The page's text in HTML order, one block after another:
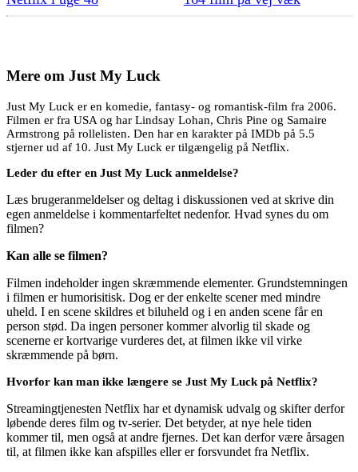
Mere om Just My Luck
Just My Luck er en komedie, fantasy- og romantisk-film fra 2006.
Filmen er fra USA og har Lindsay Lohan, Chris Pine og Samaire
Armstrong på rollelisten. Den har en karakter på IMDb på 5.5
stjerner ud af 10. Just My Luck er tilgængelig på Netflix.
Leder du efter en Just My Luck anmeldelse?
Læs brugeranmeldelser og deltag i diskussionen ved at skrive din
egen anmeldelse i kommentarfeltet nedenfor. Hvad synes du om
filmen?
Kan alle se filmen?
Filmen indeholder ingen skræmmende elementer. Grundstemningen
i filmen er humorisitisk. Dog er der enkelte scener med mindre
uheld. I en scene skildres et biluheld og i en anden scene får en
person stød. Da ingen personer kommer alvorlig til skade og
scenerne er kortvarige vurderes det, at filmen ikke vil virke
skræmmende på børn.
Hvorfor kan man ikke længere se Just My Luck på Netflix?
Streamingtjenesten Netflix har et dynamisk udvalg og skifter derfor
løbende deres film og tv-serier. Det betyder, at nye hele tiden
kommer til, men også at andre fjernes. Det kan derfor være årsagen
til, at filmen ikke kan afspilles eller er forsvundet fra Netflix.